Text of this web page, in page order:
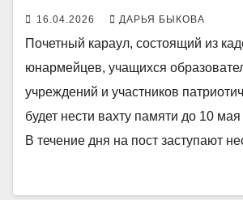
16.04.2026 ДАРЬЯ БЫКОВА
Почетный караул, состоящий из
юнармейцев, учащихся
учреждений и участников
будет нести вахту памяти до 10
В течение дня на пост заступают